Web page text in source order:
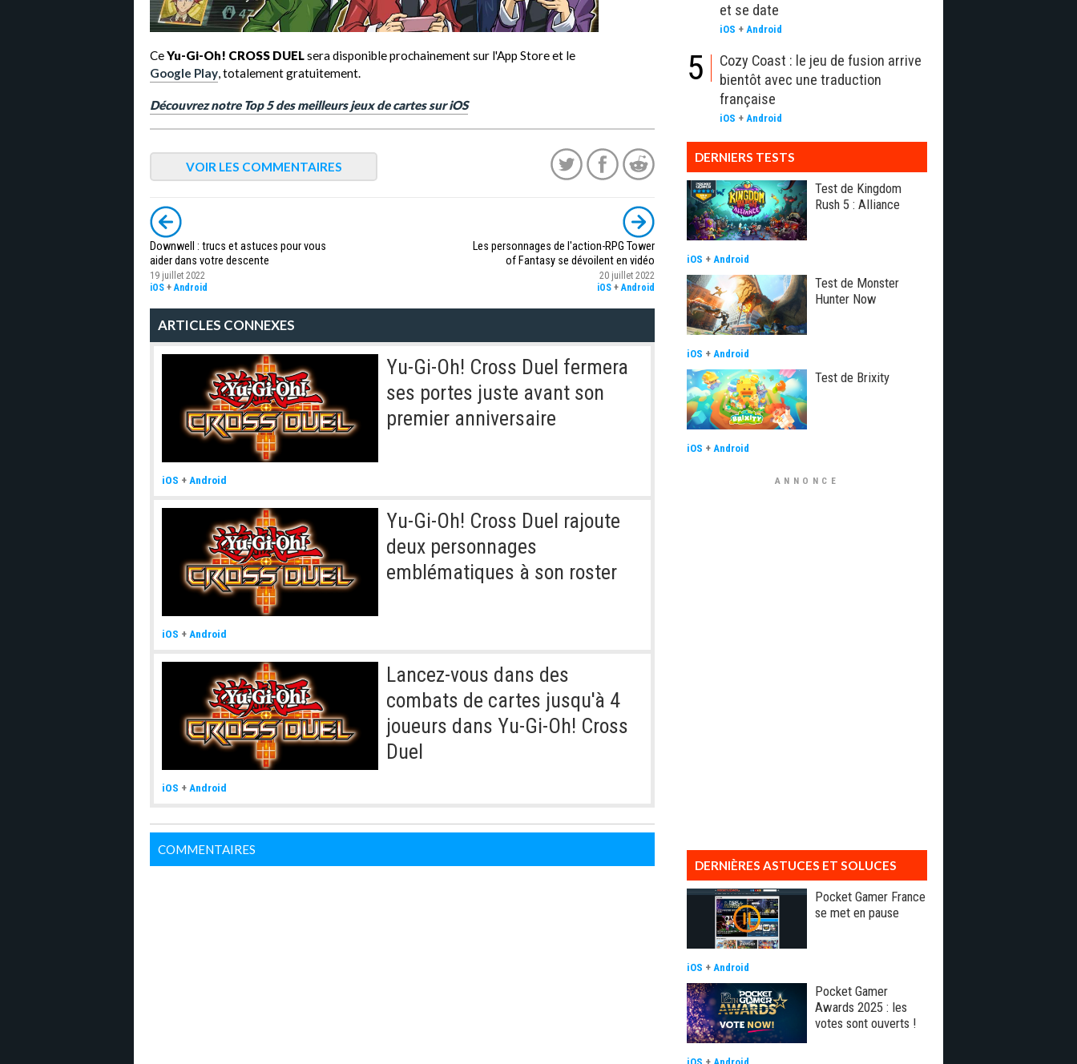
CeYu-Gi-Oh! CROSS DUELsera disponible prochainement sur l'App Store et le
Google Play, totalement gratuitement.
Découvrez notre Top 5 des meilleurs jeux de cartes sur iOS
VOIR LES COMMENTAIRES
Downwell : trucs et astuces pour vous
aider dans votre descente
19 juillet 2022
iOS + Android
Les personnages de l'action-RPG Tower
of Fantasy se dévoilent en vidéo
20 juillet 2022
iOS + Android
ARTICLES CONNEXES
Yu-Gi-Oh! Cross Duel fermera
ses portes juste avant son
premier anniversaire
iOS + Android
Yu-Gi-Oh! Cross Duel rajoute
deux personnages
emblématiques à son roster
iOS + Android
Lancez-vous dans des
combats de cartes jusqu'à 4
joueurs dans Yu-Gi-Oh! Cross
Duel
iOS + Android
COMMENTAIRES
et se date
iOS + Android
5
Cozy Coast : le jeu de fusion arrive
bientôt avec une traduction
française
iOS + Android
DERNIERS TESTS
Test de Kingdom
Rush 5 : Alliance
iOS + Android
Test de Monster
Hunter Now
iOS + Android
Test de Brixity
iOS + Android
ANNONCE
DERNIÈRES ASTUCES ET SOLUCES
Pocket Gamer France
se met en pause
iOS + Android
Pocket Gamer
Awards 2025 : les
votes sont ouverts !